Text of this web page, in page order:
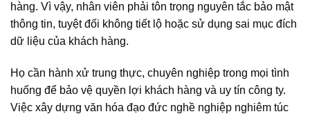
hàng. Vì vậy, nhân viên phải tôn trọng nguyên tắc bảo mật
thông tin, tuyệt đối không tiết lộ hoặc sử dụng sai mục đích
dữ liệu của khách hàng.
Họ cần hành xử trung thực, chuyên nghiệp trong mọi tình
huống để bảo vệ quyền lợi khách hàng và uy tín công ty.
Việc xây dựng văn hóa đạo đức nghề nghiệp nghiêm túc